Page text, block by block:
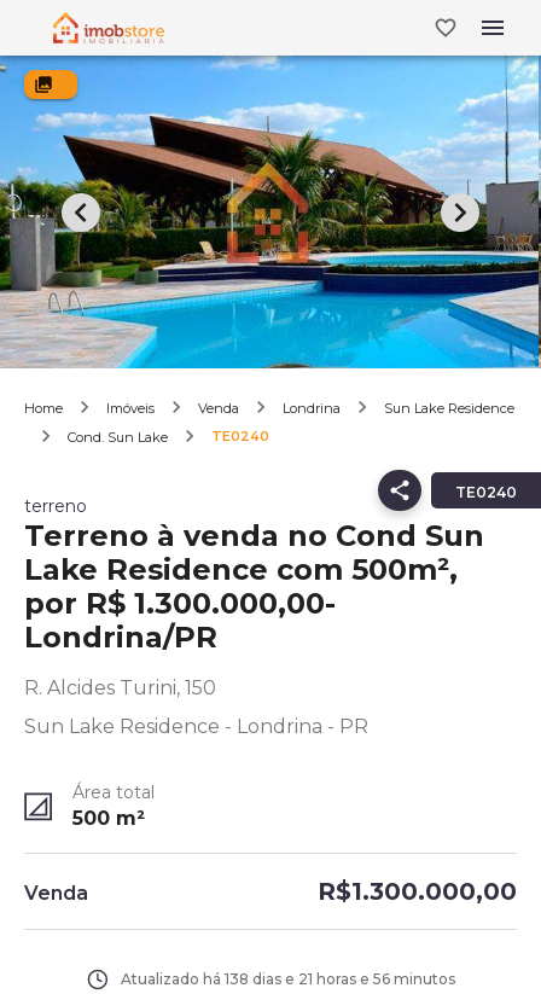
Home Imóveis Venda Londrina
Sun Lake Residence
Cond. Sun Lake
TE0240
TE0240
terreno
Terreno à venda no Cond Sun
Lake Residence com 500m²,
por R$ 1.300.000,00-
Londrina/PR
R. Alcides Turini, 150
Sun Lake Residence - Londrina - PR
Área total
500 m²
Venda R$1.300.000,00
Atualizado há 138 dias e 21 horas e 56 minutos